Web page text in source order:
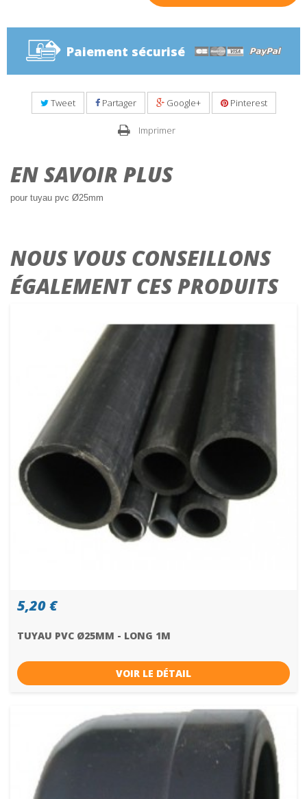
Paiement sécurisé
Tweet Partager Google+ Pinterest
Imprimer
EN SAVOIR PLUS
pour tuyau pvc Ø25mm
NOUS VOUS CONSEILLONS
ÉGALEMENT CES PRODUITS
5,20 €
TUYAU PVC Ø25MM - LONG 1M
VOIR LE DÉTAIL